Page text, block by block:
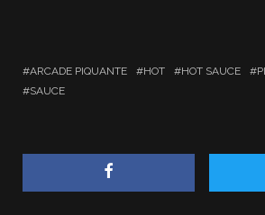
ARCADE PIQUANTE HOT HOT SAUCE
SAUCE